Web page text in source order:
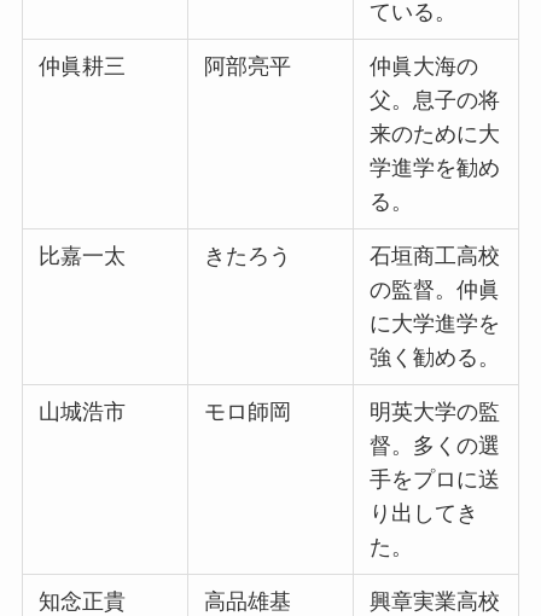
ている。
仲眞耕三 阿部亮平
仲眞大海の
父。息子の将
来のために大
学進学を勧め
る。
比嘉一太 きたろう
石垣商工高校
の監督。仲眞
に大学進学を
強く勧める。
山城浩市 モロ師岡
明英大学の監
督。多くの選
手をプロに送
り出してき
た。
知念正貴 高品雄基
興章実業高校